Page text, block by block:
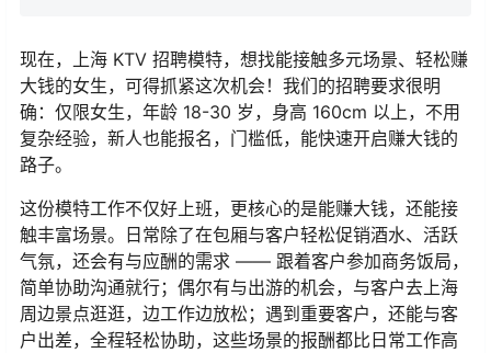
现在，上海 KTV 招聘模特，想找能接触多元场景、轻松赚
大钱的女生，可得抓紧这次机会！我们的招聘要求很明
确：仅限女生，年龄 18-30 岁，身高 160cm 以上，不用
复杂经验，新人也能报名，门槛低，能快速开启赚大钱的
路子。
这份模特工作不仅好上班，更核心的是能赚大钱，还能接
触丰富场景。日常除了在包厢与客户轻松促销酒水、活跃
气氛，还会有与应酬的需求 —— 跟着客户参加商务饭局，
简单协助沟通就行；偶尔有与出游的机会，与客户去上海
周边景点逛逛，边工作边放松；遇到重要客户，还能与客
户出差，全程轻松协助，这些场景的报酬都比日常工作高